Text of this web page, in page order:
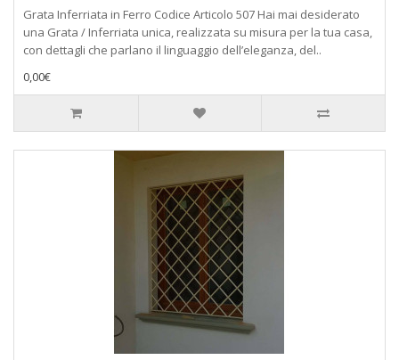
Grata Inferriata in Ferro Codice Articolo 507 Hai mai desiderato
una Grata / Inferriata unica, realizzata su misura per la tua casa,
con dettagli che parlano il linguaggio dell’eleganza, del..
0,00€